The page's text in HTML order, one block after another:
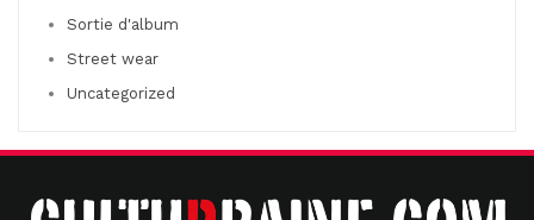
Sortie d'album
Street wear
Uncategorized